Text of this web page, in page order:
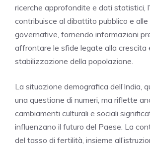
ricerche approfondite e dati statistici,
contribuisce al dibattito pubblico e alle
governative, fornendo informazioni
affrontare le sfide legate alla crescita
stabilizzazione della popolazione.
La situazione demografica dell’India,
una questione di numeri, ma riflette
cambiamenti culturali e sociali
influenzano il futuro del Paese. La
del tasso di fertilità, insieme